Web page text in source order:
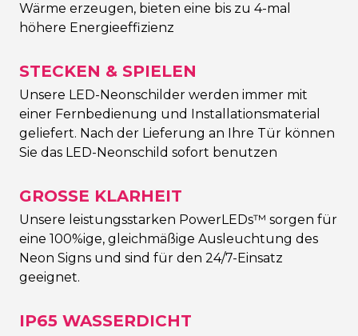
Wärme erzeugen, bieten eine bis zu 4-mal
höhere Energieeffizienz
STECKEN & SPIELEN
Unsere LED-Neonschilder werden immer mit
einer Fernbedienung und Installationsmaterial
geliefert. Nach der Lieferung an Ihre Tür können
Sie das LED-Neonschild sofort benutzen
GROSSE KLARHEIT
Unsere leistungsstarken PowerLEDs™ sorgen für
eine 100%ige, gleichmäßige Ausleuchtung des
Neon Signs und sind für den 24/7-Einsatz
geeignet.
IP65 WASSERDICHT